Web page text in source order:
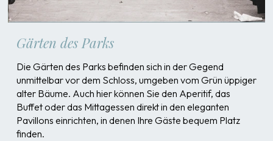
Gärten des Parks
Die Gärten des Parks befinden sich in der Gegend
unmittelbar vor dem Schloss, umgeben vom Grün üppiger
alter Bäume. Auch hier können Sie den Aperitif, das
Buffet oder das Mittagessen direkt in den eleganten
Pavillons einrichten, in denen Ihre Gäste bequem Platz
finden.